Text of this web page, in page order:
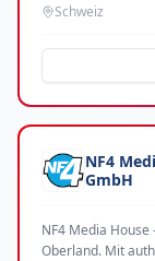
Schweiz
NF4
GmbH
NF4 Media
Oberland. Mit